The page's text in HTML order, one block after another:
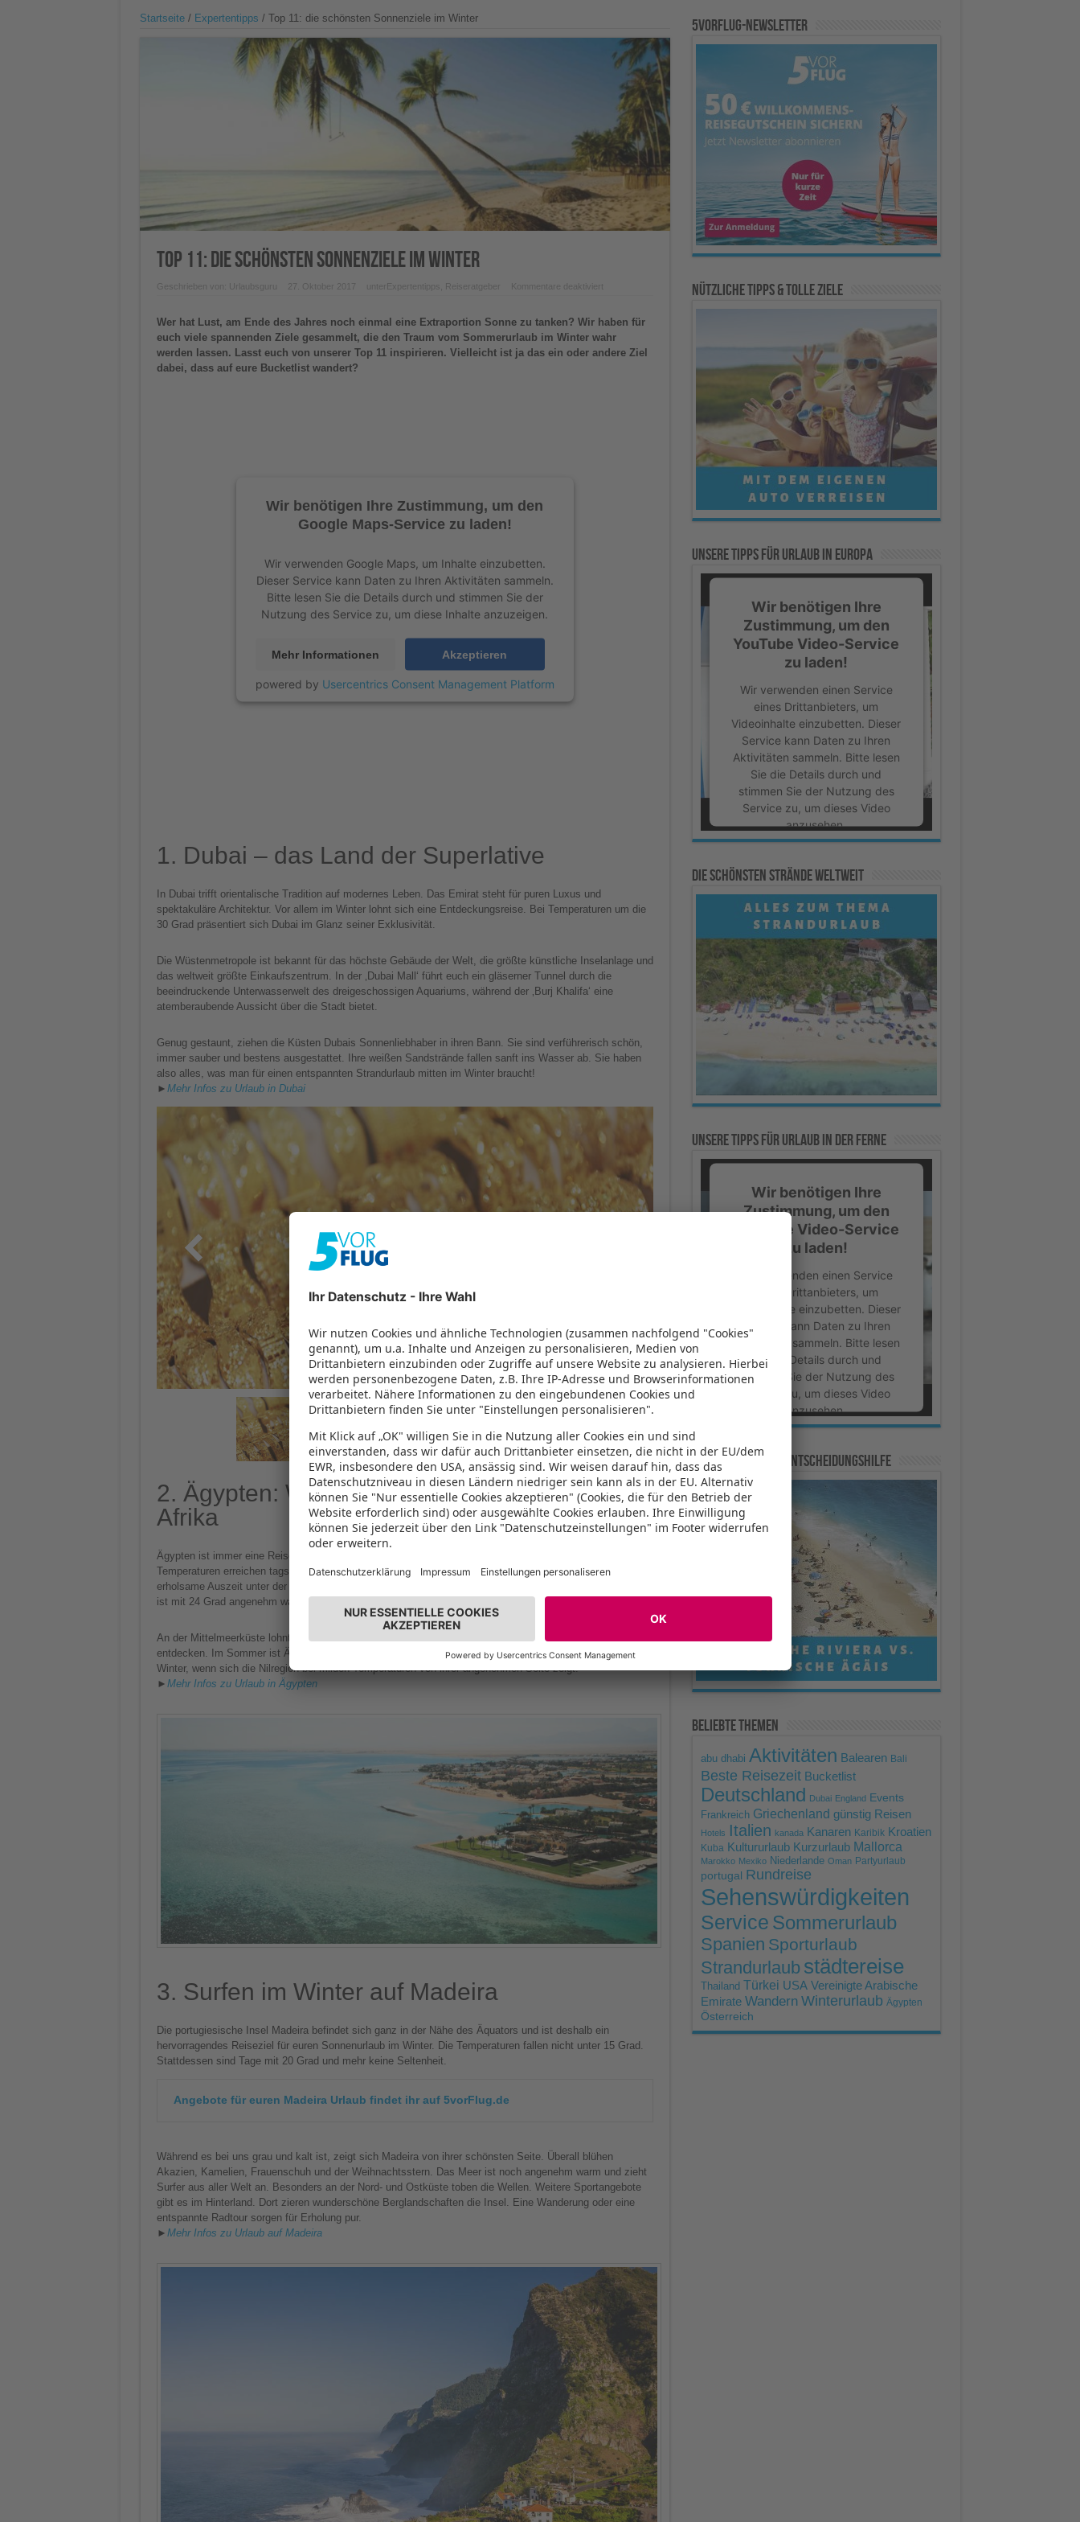
Startseite/ Expertentipps / Top 11: die schönsten Sonnenziele im Winter
Top 11: die schönsten Sonnenziele im Winter
Geschrieben von: Urlaubsguru 27. Oktober 2017 unter Expertentipps Reiseratgeber Kommentare deaktiviertfür
schönsten
Sonnenziele
im
Winter
Wer hat Lust, am Ende des Jahres noch einmal eine Extraportion Sonne zu tanken? Wir haben für
euch viele spannenden Ziele gesammelt, die den Traum vom Sommerurlaub im Winter wahr
werden lassen. Lasst euch von unserer Top 11 inspirieren. Vielleicht ist ja das ein oder andere Ziel
dabei, dass auf eure Bucketlist wandert?
Wir benötigen Ihre Zustimmung, um den
Google Maps-Service zu laden!
Wir verwenden Google Maps, um Inhalte einzubetten.
Dieser Service kann Daten zu Ihren Aktivitäten sammeln.
Bitte lesen Sie die Details durch und stimmen Sie der
Nutzung des Service zu, um diese Inhalte anzuzeigen.
Mehr Informationen Akzeptieren
powered by Usercentrics Consent Management Platform
1. Dubai – das Land der Superlative
In Dubai trifft orientalische Tradition auf modernes Leben. Das Emirat steht für puren Luxus und
spektakuläre Architektur. Vor allem im Winter lohnt sich eine Entdeckungsreise. Bei Temperaturen um die
30 Grad präsentiert sich Dubai im Glanz seiner Exklusivität.
Die Wüstenmetropole ist bekannt für das höchste Gebäude der Welt, die größte künstliche Inselanlage und
das weltweit größte Einkaufszentrum. In der ‚Dubai Mall‘ führt euch ein gläserner Tunnel durch die
beeindruckende Unterwasserwelt des dreigeschossigen Aquariums, während der ‚Burj Khalifa‘ eine
atemberaubende Aussicht über die Stadt bietet.
Genug gestaunt, ziehen die Küsten Dubais Sonnenliebhaber in ihren Bann. Sie sind verführerisch schön,
immer sauber und bestens ausgestattet. Ihre weißen Sandstrände fallen sanft ins Wasser ab. Sie haben
also alles, was man für einen entspannten Strandurlaub mitten im Winter braucht!
► Mehr Infos zu Urlaub in Dubai
2. Ägypten: Winterurlaub im Norden von
Afrika
Ägypten ist immer eine Reise wert. Doch im Winter hat das Land ganz besondere Vorzüge. Die
Temperaturen erreichen tagsüber bis zu 24 Grad, nachts um die 16 – perfekte Bedingungen für eine
erholsame Auszeit unter der Sonne. Am Roten Meer ist das Klima ideal für einen Badeurlaub. Das Wasser
ist mit 24 Grad angenehm warm und nur selten fallen ein paar Tröpfchen vom Himmel.
An der Mittelmeerküste lohnt sich ein Aufenthalt, um die antiken Sehenswürdigkeiten des Landes zu
entdecken. Im Sommer ist Ägypten drückend heiß. Sightseeing wird häufig zur Nebensache. Nicht so im
Winter, wenn sich die Nilregion bei milden Temperaturen von ihrer angenehmen Seite zeigt.
► Mehr Infos zu Urlaub in Ägypten
3. Surfen im Winter auf Madeira
Die portugiesische Insel Madeira befindet sich ganz in der Nähe des Äquators und ist deshalb ein
hervorragendes Reiseziel für euren Sonnenurlaub im Winter. Die Temperaturen fallen nicht unter 15 Grad.
Stattdessen sind Tage mit 20 Grad und mehr keine Seltenheit.
Angebote für euren Madeira Urlaub findet ihr auf 5vorFlug.de
Während es bei uns grau und kalt ist, zeigt sich Madeira von ihrer schönsten Seite. Überall blühen
Akazien, Kamelien, Frauenschuh und der Weihnachtsstern. Das Meer ist noch angenehm warm und zieht
Surfer aus aller Welt an. Besonders an der Nord- und Ostküste toben die Wellen. Weitere Sportangebote
gibt es im Hinterland. Dort zieren wunderschöne Berglandschaften die Insel. Eine Wanderung oder eine
entspannte Radtour sorgen für Erholung pur.
► Mehr Infos zu Urlaub auf Madeira
5vorFlug-Newsletter
Nützliche Tipps & Tolle Ziele
Unsere Tipps für Urlaub in Europa
Wir benötigen Ihre
Zustimmung, um den
YouTube Video-Service
zu laden!
Wir verwenden einen Service
eines Drittanbieters, um
Videoinhalte einzubetten. Dieser
Service kann Daten zu Ihren
Aktivitäten sammeln. Bitte lesen
Sie die Details durch und
stimmen Sie der Nutzung des
Service zu, um dieses Video
anzusehen.
Mehr Informationen
Akzeptieren
powered byUsercentrics
Consent Management Platform
Die schönsten Strände weltweit
Unsere Tipps für Urlaub in der Ferne
Wir benötigen Ihre
Zustimmung, um den
YouTube Video-Service
zu laden!
Wir verwenden einen Service
eines Drittanbieters, um
Videoinhalte einzubetten. Dieser
Service kann Daten zu Ihren
Aktivitäten sammeln. Bitte lesen
Sie die Details durch und
stimmen Sie der Nutzung des
Service zu, um dieses Video
anzusehen.
Mehr Informationen
powered by
Usercentrics
Consent Management Platform
Unsere Experten-Entscheidungshilfe
Beliebte Themen
abu dhabi Aktivitäten Balearen Bali
Beste Reisezeit Bucketlist
Deutschland Dubai England Events
Frankreich Griechenland günstig Reisen
Hotels Italien kanada Kanaren Karibik Kroatien
Kuba Kultururlaub Kurzurlaub Mallorca
Marokko Mexiko Niederlande Oman Partyurlaub
portugal Rundreise
Sehenswürdigkeiten
Service Sommerurlaub
Spanien Sporturlaub
Strandurlaub städtereise
Thailand Türkei USA Vereinigte Arabische
Emirate Wandern Winterurlaub Ägypten
Österreich